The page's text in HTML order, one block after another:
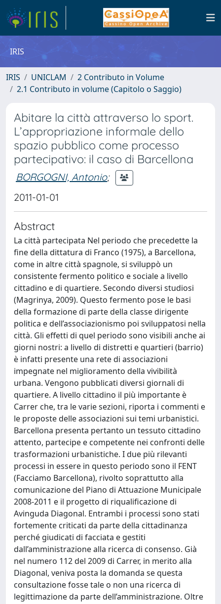
IRIS
IRIS UNICLAM
2 Contributo in Volume
2.1 Contributo in volume (Capitolo o Saggio)
Abitare la città attraverso lo sport.
L’appropriazione informale dello
spazio pubblico come processo
partecipativo: il caso di Barcellona
BORGOGNI, Antonio;
2011-01-01
Abstract
La città partecipata Nel periodo che precedette la
fine della dittatura di Franco (1975), a Barcellona,
come in altre città spagnole, si sviluppò un
consistente fermento politico e sociale a livello
cittadino e di quartiere. Secondo diversi studiosi
(Magrinya, 2009). Questo fermento pose le basi
della formazione di parte della classe dirigente
politica e dell’associazionismo poi sviluppatosi nella
città. Gli effetti di quel periodo sono visibili anche ai
giorni nostri: a livello di distretti e quartieri (barrio)
è infatti presente una rete di associazioni
impegnate nel miglioramento della vivibilità
urbana. Vengono pubblicati diversi giornali di
quartiere. A livello cittadino il più importante è
Carrer che, tra le varie sezioni, riporta i commenti e
le proposte delle associazioni sui temi urbanistici.
Barcellona presenta pertanto un tessuto cittadino
attento, partecipe e competente nei confronti delle
trasformazioni urbanistiche. I due più rilevanti
processi in essere in questo periodo sono il FENT
(Facciamo Barcellona), rivolto soprattutto alla
comunicazione del Piano di Attuazione Municipale
2008-2011 e il progetto di riqualificazione di
Avinguda Diagonal. Entrambi i processi sono stati
fortemente criticati da parte della cittadinanza
perché giudicati di facciata e gestiti
dall’amministrazione alla ricerca di consenso. Già
nel numero 112 del 2009 di Carrer, in merito alla
Diagonal, veniva posta la domanda se questa
consultazione fosse tale o non una ricerca di
legittimazione da parte dell’amministrazione. Oltre